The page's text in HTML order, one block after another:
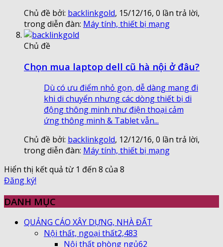
Chủ đề bởi: backlinkgold, 15/12/16, 0 lần trả lời,
trong diễn đàn: Máy tính, thiết bị mạng
Chủ đề
Chọn mua laptop dell cũ hà nội ở đâu?
Dù có ưu điểm nhỏ gọn, dễ dàng mang đi
khi di chuyển nhưng các dòng thiết bị di
động thông minh như điện thoại cảm
ứng thông minh & Tablet vẫn...
Chủ đề bởi: backlinkgold, 12/12/16, 0 lần trả lời,
trong diễn đàn: Máy tính, thiết bị mạng
Hiển thị kết quả từ 1 đến 8 của 8
Đăng ký!
DANH MỤC
QUẢNG CÁO XÂY DỰNG, NHÀ ĐẤT
Nội thất, ngoại thất2,483
Nội thất phòng ngủ62